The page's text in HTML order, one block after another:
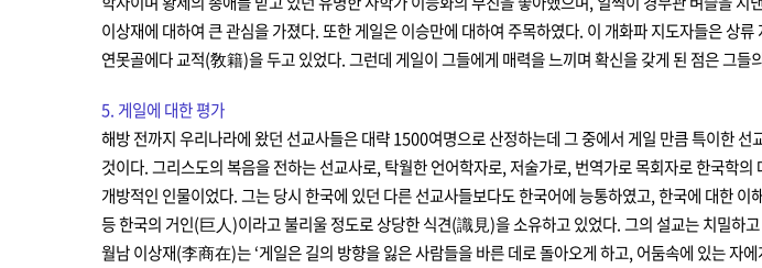
이상재에 대하여 큰 관심을 가졌다. 또한 게일은 이승만에 대하여 주목하였다. 이 개화파 지도자들은 상
연못골에다 교적(敎籍)을 두고 있었다. 그런데 게일이 그들에게 매력을 느끼며 확신을 갖게 된 점은 그들
5. 게일에 대한 평가
해방 전까지 우리나라에 왔던 선교사들은 대략 1500여명으로 산정하는데 그 중에서 게일 만큼 특이한
것이다. 그리스도의 복음을 전하는 선교사로, 탁월한 언어학자로, 저술가로, 번역가로 목회자로 한국학
개방적인 인물이었다. 그는 당시 한국에 있던 다른 선교사들보다도 한국어에 능통하였고, 한국에 대한
등 한국의 거인(巨人)이라고 불리울 정도로 상당한 식견(識見)을 소유하고 있었다. 그의 설교는 치밀하
월남 이상재(李商在)는 ‘게일은 길의 방향을 잃은 사람들을 바른 데로 돌아오게 하고, 어둠속에 있는 자에